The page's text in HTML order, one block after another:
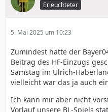
Erleuchteter
5. Mai 2025 um 10:23
Zumindest hatte der
Beitrag des HF-Einzugs
Samstag im Ulrich-
vielleicht war das ja auch
Ich kann mir aber nicht
Vorlauf unsere BL-Spiels